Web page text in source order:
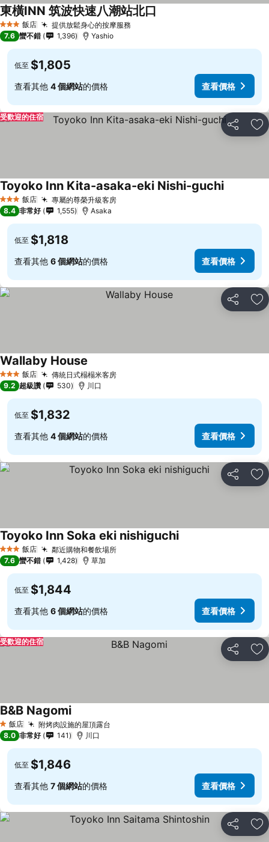
3 星級 飯店 提供放鬆身心的按摩服務
東橫INN 筑波快速八潮站北口
7.6 蠻不錯 1,396 Yashio
低至 $1,805
查看其他 4 個網站的價格 查看價格
分享 加
受歡迎的住宿
3 星級 飯店 專屬的尊榮升級客房
Toyoko Inn Kita-asaka-eki Nishi-guchi
8.4 非常好 1,555 Asaka
低至 $1,818
查看其他 6 個網站的價格 查看價格
分享 加
3 星級 飯店 傳統日式榻榻米客房
Wallaby House
9.2 超級讚 530 川口
低至 $1,832
查看其他 4 個網站的價格 查看價格
分享 加
3 星級 飯店 鄰近購物和餐飲場所
Toyoko Inn Soka eki nishiguchi
7.6 蠻不錯 1,428 草加
低至 $1,844
查看其他 6 個網站的價格 查看價格
分享 加
受歡迎的住宿
1 星級
飯店 附烤肉設施的屋頂露台
B&B Nagomi
8.0 非常好 141 川口
低至 $1,846
查看其他 7 個網站的價格 查看價格
分享 加